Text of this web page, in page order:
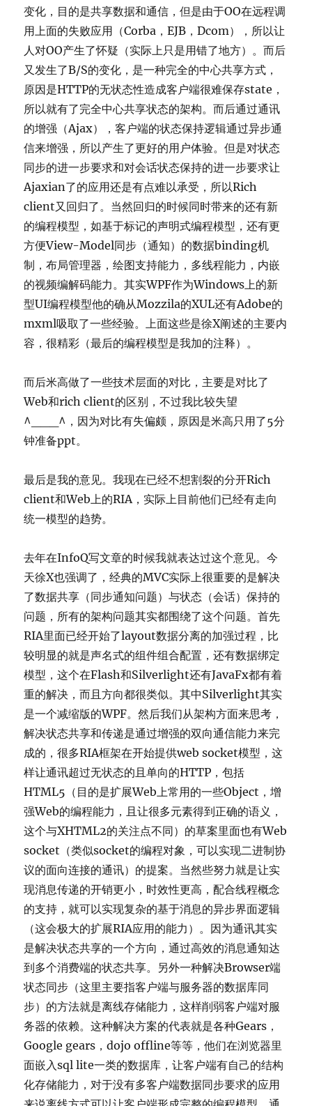
变化，目的是共享数据和通信，但是由于OO在远程调
用上面的失败应用（Corba，EJB，Dcom），所以让
人对OO产生了怀疑（实际上只是用错了地方）。而后
又发生了B/S的变化，是一种完全的中心共享方式，
原因是HTTP的无状态性造成客户端很难保存state，
所以就有了完全中心共享状态的架构。而后通过通讯
的增强（Ajax），客户端的状态保持逻辑通过异步通
信来增强，所以产生了更好的用户体验。但是对状态
同步的进一步要求和对会话状态保持的进一步要求让
Ajaxian了的应用还是有点难以承受，所以Rich
client又回归了。当然回归的时候同时带来的还有新
的编程模型，如基于标记的声明式编程模型，还有更
方便View-Model同步（通知）的数据binding机
制，布局管理器，绘图支持能力，多线程能力，内嵌
的视频编解码能力。其实WPF作为Windows上的新
型UI编程模型他的确从Mozzila的XUL还有Adobe的
mxml吸取了一些经验。上面这些是徐X阐述的主要内
容，很精彩（最后的编程模型是我加的注释）。
而后米高做了一些技术层面的对比，主要是对比了
Web和rich client的区别，不过我比较失望
^___^，因为对比有失偏颇，原因是米高只用了5分
钟准备ppt。
最后是我的意见。我现在已经不想割裂的分开Rich
client和Web上的RIA，实际上目前他们已经有走向
统一模型的趋势。
去年在InfoQ写文章的时候我就表达过这个意见。今
天徐X也强调了，经典的MVC实际上很重要的是解决
了数据共享（同步通知问题）与状态（会话）保持的
问题，所有的架构问题其实都围绕了这个问题。首先
RIA里面已经开始了layout数据分离的加强过程，比
较明显的就是声名式的组件组合配置，还有数据绑定
模型，这个在Flash和Silverlight还有JavaFx都有着
重的解决，而且方向都很类似。其中Silverlight其实
是一个减缩版的WPF。然后我们从架构方面来思考，
解决状态共享和传递是通过增强的双向通信能力来完
成的，很多RIA框架在开始提供web socket模型，这
样让通讯超过无状态的且单向的HTTP，包括
HTML5（目的是扩展Web上常用的一些Object，增
强Web的编程能力，且让很多元素得到正确的语义，
这个与XHTML2的关注点不同）的草案里面也有Web
socket（类似socket的编程对象，可以实现二进制协
议的面向连接的通讯）的提案。当然些努力就是让实
现消息传递的开销更小，时效性更高，配合线程概念
的支持，就可以实现复杂的基于消息的异步界面逻辑
（这会极大的扩展RIA应用的能力）。因为通讯其实
是解决状态共享的一个方向，通过高效的消息通知达
到多个消费端的状态共享。另外一种解决Browser端
状态同步（这里主要指客户端与服务器的数据库同
步）的方法就是离线存储能力，这样削弱客户端对服
务器的依赖。这种解决方案的代表就是各种Gears，
Google gears，dojo offline等等，他们在浏览器里
面嵌入sql lite一类的数据库，让客户端有自己的结构
化存储能力，对于没有多客户端数据同步要求的应用